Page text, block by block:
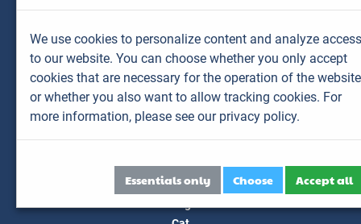
Contact us
6 allée du Levant
69890 La Tour de Salvagny
Our services
We use cookies to personalize content and analyze access
to our website. You can choose whether you only accept
cookies that are necessary for the operation of the website
or whether you also want to allow tracking cookies. For
more information, please see our privacy policy.
Essentials only Choose Accept all